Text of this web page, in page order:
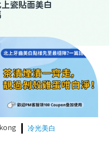
瓷貼面美白
冷光美白